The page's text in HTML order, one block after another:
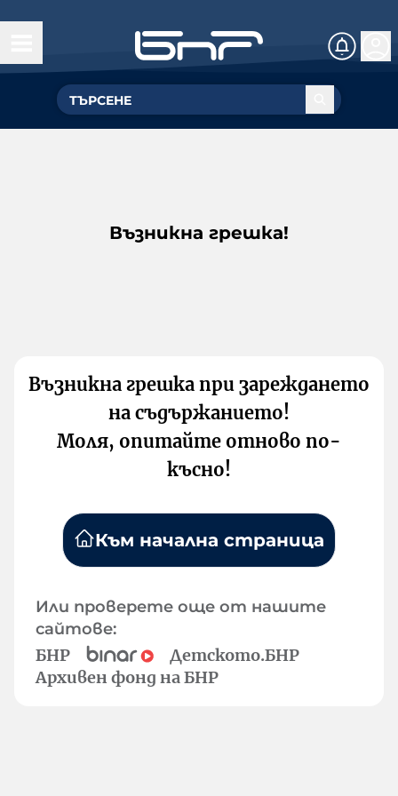
Възникна грешка!
Възникна грешка при зареждането
на съдържанието!
Моля, опитайте отново по-
късно!
Към начална страница
Или проверете още от нашите
сайтове:
БНР
Детското.БНР
Архивен фонд на БНР